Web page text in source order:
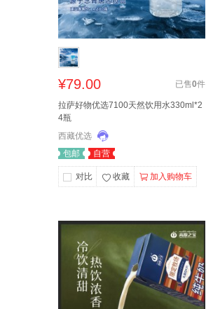
¥79.00 已售0件
拉萨好物优选7100天然饮用水330ml*2
4瓶
西藏优选
包邮
自营
对比 收藏 加入购物车